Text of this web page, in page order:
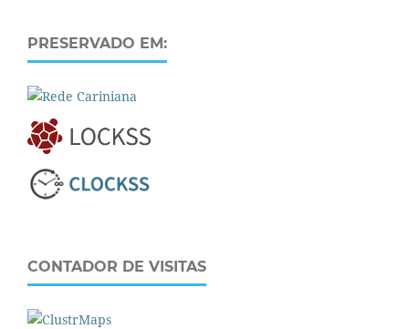
PRESERVADO EM:
CONTADOR DE VISITAS